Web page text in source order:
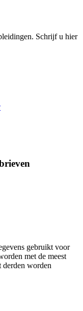
Schrijf u hier
gebruikt voor
met de meest
derden worden